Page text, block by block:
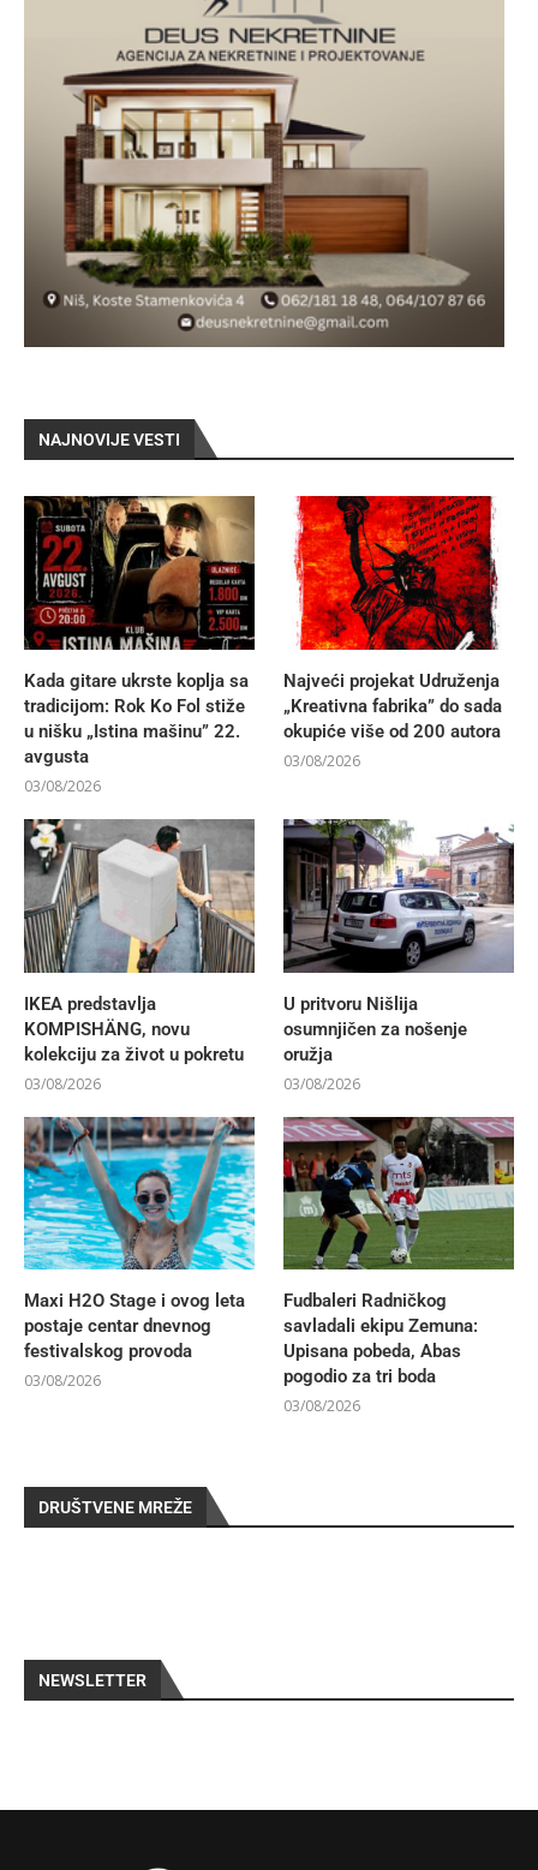
NAJNOVIJE VESTI
Kada gitare ukrste koplja sa
tradicijom: Rok Ko Fol stiže
u nišku „Istina mašinu” 22.
avgusta
03/08/2026
Najveći projekat Udruženja
„Kreativna fabrika” do sada
okupiće više od 200 autora
03/08/2026
IKEA predstavlja
KOMPISHÄNG, novu
kolekciju za život u pokretu
03/08/2026
U pritvoru Nišlija
osumnjičen za nošenje
oružja
03/08/2026
Maxi H2O Stage i ovog leta
postaje centar dnevnog
festivalskog provoda
03/08/2026
Fudbaleri Radničkog
savladali ekipu Zemuna:
Upisana pobeda, Abas
pogodio za tri boda
03/08/2026
DRUŠTVENE MREŽE
NEWSLETTER